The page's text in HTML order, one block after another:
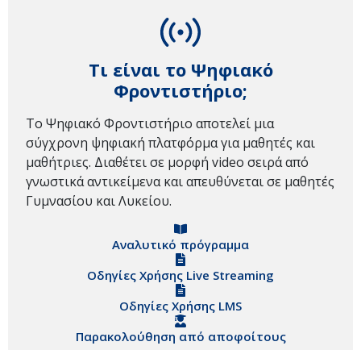
Τι είναι το Ψηφιακό
Φροντιστήριο;
Το Ψηφιακό Φροντιστήριο αποτελεί μια
σύγχρονη ψηφιακή πλατφόρμα για μαθητές και
μαθήτριες. Διαθέτει σε μορφή video σειρά από
γνωστικά αντικείμενα και απευθύνεται σε μαθητές
Γυμνασίου και Λυκείου.
Αναλυτικό πρόγραμμα
Οδηγίες Χρήσης Live Streaming
Οδηγίες Χρήσης LMS
Παρακολούθηση από αποφοίτους